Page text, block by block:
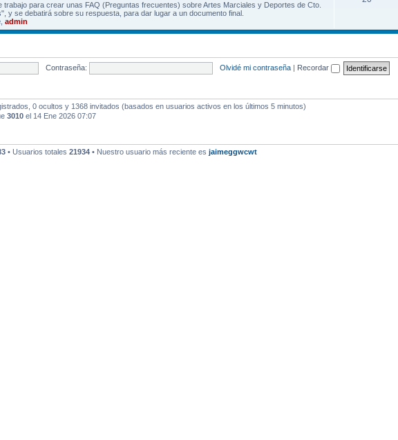
trabajo para crear unas FAQ (Preguntas frecuentes) sobre Artes Marciales y Deportes de Cto.
y se debatirá sobre su respuesta, para dar lugar a un documento final.
admin
Contraseña: Olvidé mi contraseña | Recordar
0 ocultos y 1368 invitados (basados en usuarios activos en los últimos 5 minutos)
3010 el 14 Ene 2026 07:07
• Usuarios totales 21934 • Nuestro usuario más reciente es jaimeggwcwt